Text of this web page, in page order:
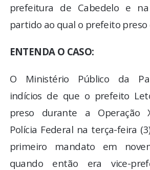
prefeitura de Cabedelo e
partido ao qual o prefeito preso
ENTENDA O CASO:
O Ministério Público da
indícios de que o prefeito
preso durante a Operação
Polícia Federal na terça-feira
primeiro mandato em
quando então era vice-